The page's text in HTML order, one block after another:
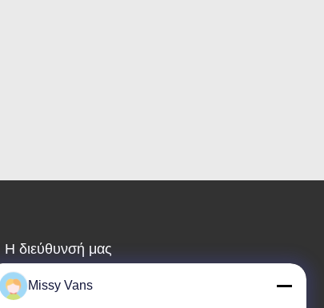
Η διεύθυνσή μας
Διεύθυνση επιχείρησης
αριθ. 8028, Jincheng Industrial Center, South Lixin Rd,
Missy Vans